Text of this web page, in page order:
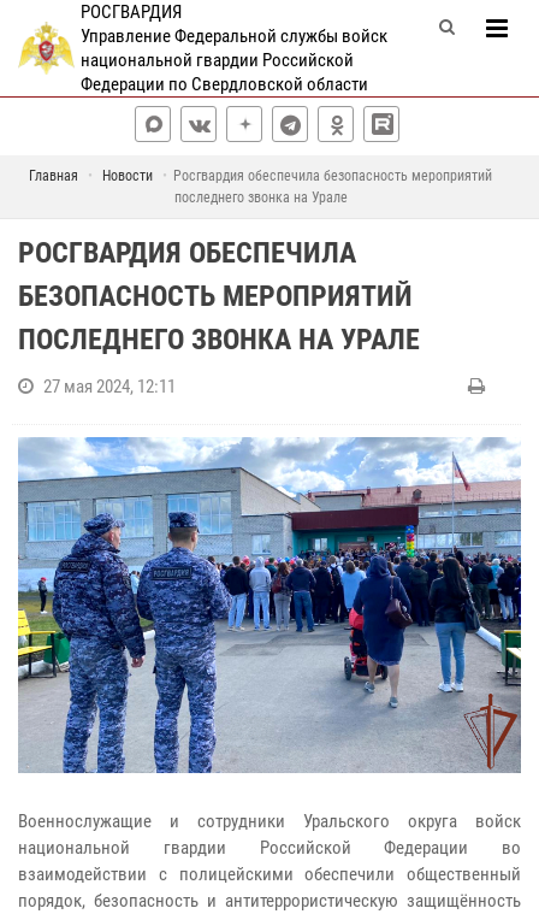
РОСГВАРДИЯ
Управление Федеральной службы войск
национальной гвардии Российской
Федерации по Свердловской области
Главная Новости
Росгвардия обеспечила безопасность мероприятий
последнего звонка на Урале
РОСГВАРДИЯ ОБЕСПЕЧИЛА
БЕЗОПАСНОСТЬ МЕРОПРИЯТИЙ
ПОСЛЕДНЕГО ЗВОНКА НА УРАЛЕ
27 мая 2024, 12:11
Военнослужащие и сотрудники Уральского округа войск
национальной гвардии Российской Федерации во
взаимодействии с полицейскими обеспечили общественный
порядок, безопасность и антитеррористическую защищённость